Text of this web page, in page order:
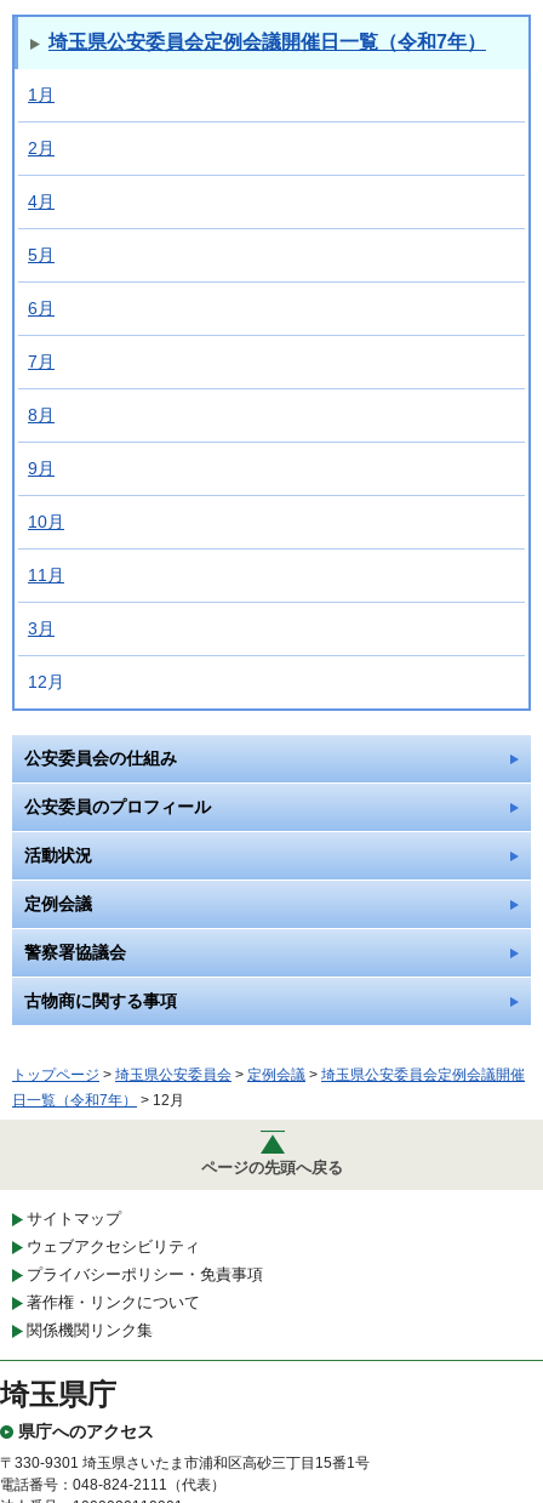
埼玉県公安委員会定例会議開催日一覧（令和7年）
1月
2月
4月
5月
6月
7月
8月
9月
10月
11月
3月
12月
公安委員会の仕組み
公安委員のプロフィール
活動状況
定例会議
警察署協議会
古物商に関する事項
トップページ > 埼玉県公安委員会 > 定例会議 > 埼玉県公安委員会定例会議開催
日一覧（令和7年）
> 12月
ページの先頭へ戻る
サイトマップ
ウェブアクセシビリティ
プライバシーポリシー・免責事項
著作権・リンクについて
関係機関リンク集
埼玉県庁
県庁へのアクセス
〒330-9301 埼玉県さいたま市浦和区高砂三丁目15番1号
電話番号：048-824-2111（代表）